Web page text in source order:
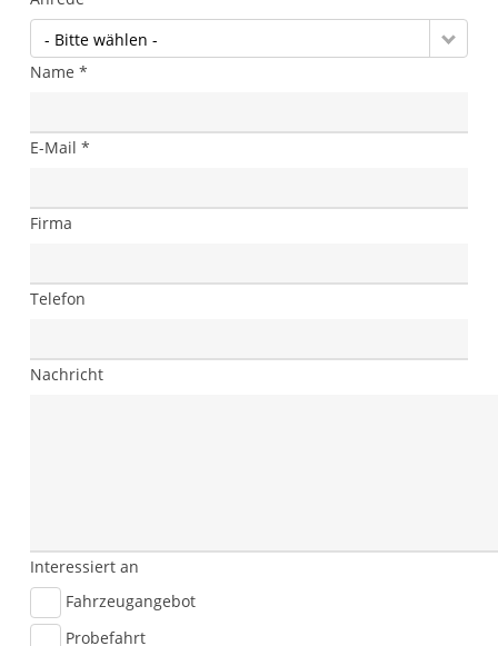
- Bitte wählen -
Name *
E-Mail *
Firma
Telefon
Nachricht
Interessiert an
Fahrzeugangebot
Probefahrt